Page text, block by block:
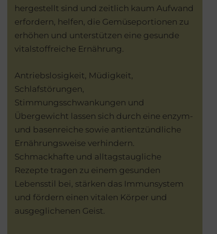
hergestellt sind und zeitlich kaum Aufwand
erfordern, helfen, die Gemüseportionen zu
erhöhen und unterstützen eine gesunde
vitalstoffreiche Ernährung.
Antriebslosigkeit, Müdigkeit,
Schlafstörungen,
Stimmungsschwankungen und
Übergewicht lassen sich durch eine enzym-
und basenreiche sowie antientzündliche
Ernährungsweise verhindern.
Schmackhafte und alltagstaugliche
Rezepte tragen zu einem gesunden
Lebensstil bei, stärken das Immunsystem
und fördern einen vitalen Körper und
ausgeglichenen Geist.